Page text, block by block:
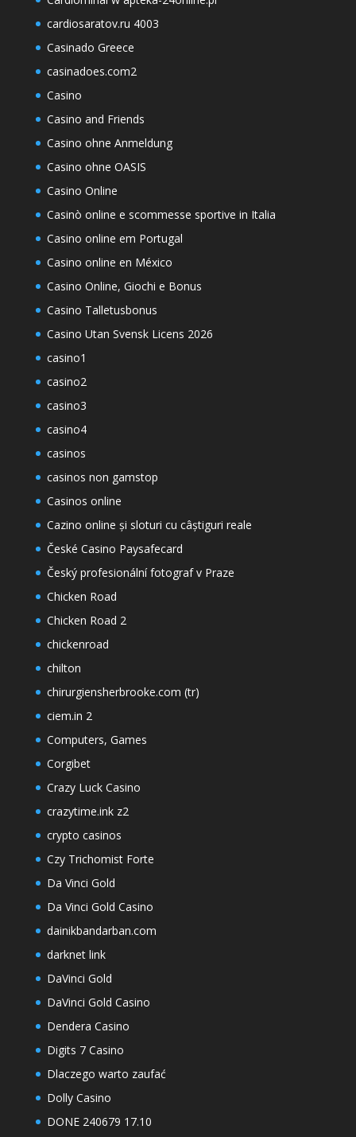
cardiosaratov.ru 4003
Casinado Greece
casinadoes.com2
Casino
Casino and Friends
Casino ohne Anmeldung
Casino ohne OASIS
Casino Online
Casinò online e scommesse sportive in Italia
Casino online em Portugal
Casino online en México
Casino Online, Giochi e Bonus
Casino Talletusbonus
Casino Utan Svensk Licens 2026
casino1
casino2
casino3
casino4
casinos
casinos non gamstop
Casinos online
Cazino online și sloturi cu câștiguri reale
České Casino Paysafecard
Český profesionální fotograf v Praze
Chicken Road
Chicken Road 2
chickenroad
chilton
chirurgiensherbrooke.com (tr)
ciem.in 2
Computers, Games
Corgibet
Crazy Luck Casino
crazytime.ink z2
crypto casinos
Czy Trichomist Forte
Da Vinci Gold
Da Vinci Gold Casino
dainikbandarban.com
darknet link
DaVinci Gold
DaVinci Gold Casino
Dendera Casino
Digits 7 Casino
Dlaczego warto zaufać
Dolly Casino
DONE 240679 17.10